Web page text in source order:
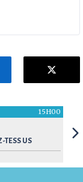
15H00
TESS US